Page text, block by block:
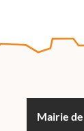
Mairie